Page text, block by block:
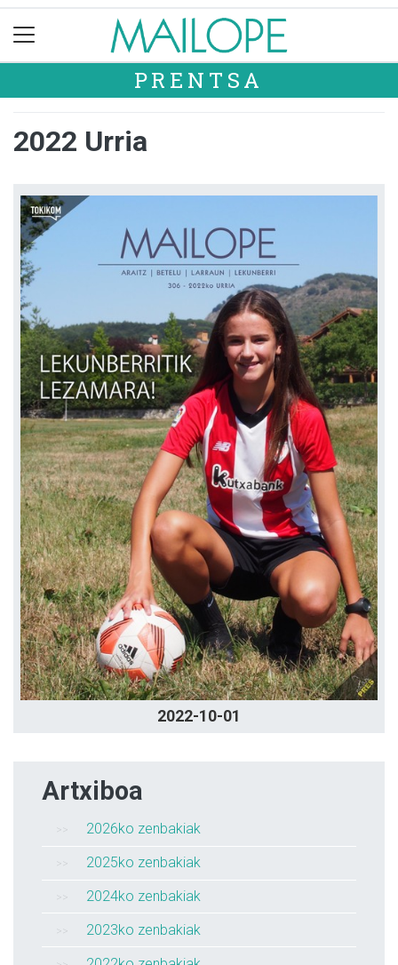
PRENTSA
2022 Urria
2022-10-01
Artxiboa
2026ko zenbakiak
2025ko zenbakiak
2024ko zenbakiak
2023ko zenbakiak